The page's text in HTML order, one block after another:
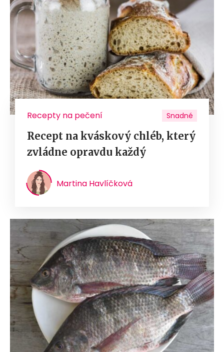
Recepty na pečení Snadné
Recept na kváskový chléb, který
zvládne opravdu každý
Martina Havlíčková